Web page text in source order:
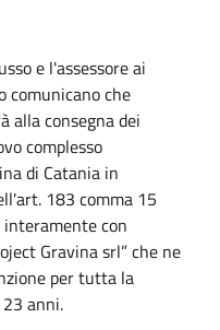
e l'assessore ai
comunicano che
alla consegna dei
complesso
di Catania in
183 comma 15
con
Gravina srl” che ne
per tutta la
anni.